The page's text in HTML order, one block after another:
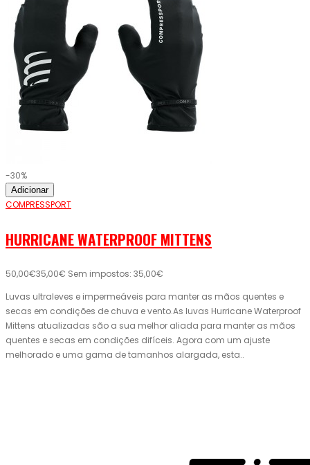
-30%
Adicionar
COMPRESSPORT
HURRICANE WATERPROOF MITTENS
50,00€35,00€ Sem impostos: 35,00€
Luvas ultraleves e impermeáveis ​​para manter as mãos quentes e
secas em condições de chuva e vento.As luvas Hurricane Waterproof
Mittens atualizadas são a sua melhor aliada para manter as mãos
quentes e secas em condições difíceis. Agora com um ajuste
melhorado e uma gama de tamanhos alargada, esta..